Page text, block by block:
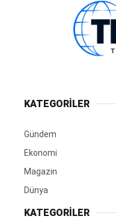
KATEGORİLER
Gündem
Ekonomi
Magazin
Dünya
KATEGORİLER